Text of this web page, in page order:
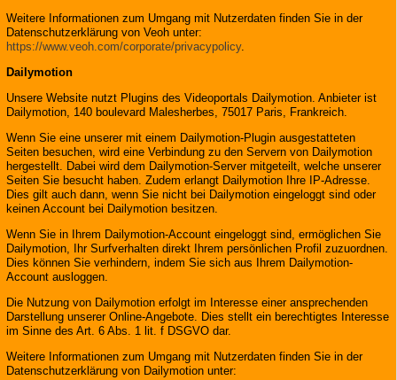
Weitere Informationen zum Umgang mit Nutzerdaten finden Sie in der
Datenschutzerklärung von Veoh unter:
https://www.veoh.com/corporate/privacypolicy.
Dailymotion
Unsere Website nutzt Plugins des Videoportals Dailymotion. Anbieter ist
Dailymotion, 140 boulevard Malesherbes, 75017 Paris, Frankreich.
Wenn Sie eine unserer mit einem Dailymotion-Plugin ausgestatteten
Seiten besuchen, wird eine Verbindung zu den Servern von Dailymotion
hergestellt. Dabei wird dem Dailymotion-Server mitgeteilt, welche unserer
Seiten Sie besucht haben. Zudem erlangt Dailymotion Ihre IP-Adresse.
Dies gilt auch dann, wenn Sie nicht bei Dailymotion eingeloggt sind oder
keinen Account bei Dailymotion besitzen.
Wenn Sie in Ihrem Dailymotion-Account eingeloggt sind, ermöglichen Sie
Dailymotion, Ihr Surfverhalten direkt Ihrem persönlichen Profil zuzuordnen.
Dies können Sie verhindern, indem Sie sich aus Ihrem Dailymotion-
Account ausloggen.
Die Nutzung von Dailymotion erfolgt im Interesse einer ansprechenden
Darstellung unserer Online-Angebote. Dies stellt ein berechtigtes Interesse
im Sinne des Art. 6 Abs. 1 lit. f DSGVO dar.
Weitere Informationen zum Umgang mit Nutzerdaten finden Sie in der
Datenschutzerklärung von Dailymotion unter: